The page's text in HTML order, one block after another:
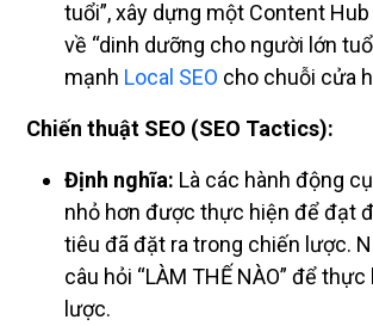
tuổi”, xây dựng một Content
về “dinh dưỡng cho người lớn
mạnh Local SEO cho chuỗi cửa
Chiến thuật SEO (SEO Tactics):
Định nghĩa: Là các hành động
nhỏ hơn được thực hiện để đạt
tiêu đã đặt ra trong chiến lược.
câu hỏi “LÀM THẾ NÀO” để
lược.